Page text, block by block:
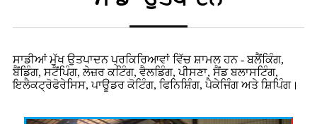
ਸਾਡੀਆਂ ਮੁੱਖ ਉਤਪਾਦਨ ਪ੍ਰਕਿਰਿਆਵਾਂ ਵਿੱਚ ਸ਼ਾਮਲ ਹਨ - ਬਲੈਂਕਿੰਗ,
ਬੈਂਡਿੰਗ, ਸਟੈਂਪਿੰਗ, ਲੇਜ਼ਰ ਕਟਿੰਗ, ਵੈਲਡਿੰਗ, ਪੀਸਣਾ, ਸੈਂਡ ਬਲਾਸਟਿੰਗ,
ਇਲੈਕਟ੍ਰੋਫੋਰੇਸਿਸ, ਪਾਊਡਰ ਕੋਟਿੰਗ, ਫਿਨਿਸ਼ਿੰਗ, ਪੈਕੇਜਿੰਗ ਅਤੇ ਸ਼ਿਪਿੰਗ।